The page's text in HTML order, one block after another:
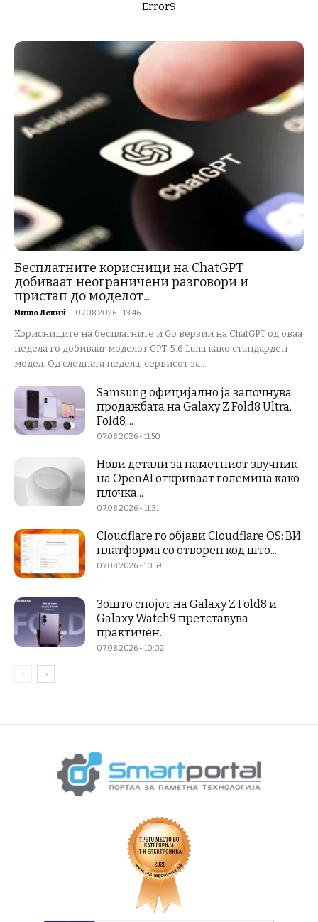
Error9
Бесплатните корисници на ChatGPT
добиваат неограничени разговори и
пристап до моделот...
Мишо Лекиќ - 07.08.2026 - 13:46
Корисниците на бесплатните и Go верзии на ChatGPT од оваа
недела го добиваат моделот GPT-5.6 Luna како стандарден
модел. Од следната недела, сервисот за...
Samsung официјално ја започнува
продажбата на Galaxy Z Fold8 Ultra,
Fold8,...
07.08.2026 - 11:50
Нови детали за паметниот звучник
на OpenAI откриваат големина како
плочка...
07.08.2026 - 11:31
Cloudflare го објави Cloudflare OS: ВИ
платформа со отворен код што...
07.08.2026 - 10:59
Зошто спојот на Galaxy Z Fold8 и
Galaxy Watch9 претставува
практичен...
07.08.2026 - 10:02